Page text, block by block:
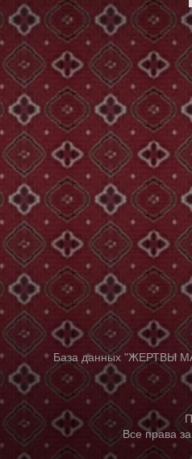
База данных "ЖЕРТВЫ
Все права